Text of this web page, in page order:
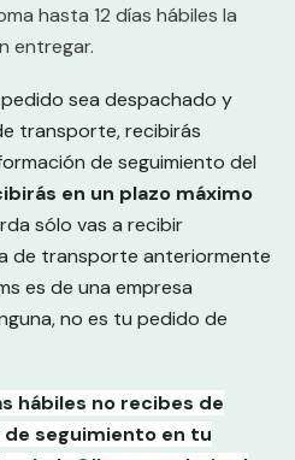
hasta 12 días hábiles la
entregar.
sea despachado y
transporte, recibirás
de seguimiento del
en un plazo máximo
sólo vas a recibir
de transporte anteriormente
es de una empresa
no es tu pedido de
hábiles no recibes de
seguimiento en tu